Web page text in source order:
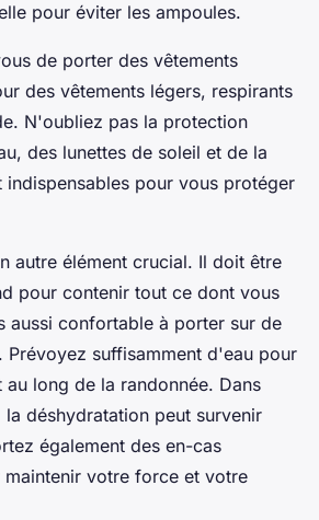
pour éviter les ampoules.
de porter des vêtements
des vêtements légers, respirants
N'oubliez pas la protection
des lunettes de soleil et de la
indispensables pour vous protéger
autre élément crucial. Il doit être
pour contenir tout ce dont vous
aussi confortable à porter sur de
Prévoyez suffisamment d'eau pour
long de la randonnée. Dans
déshydratation peut survenir
également des en-cas
maintenir votre force et votre